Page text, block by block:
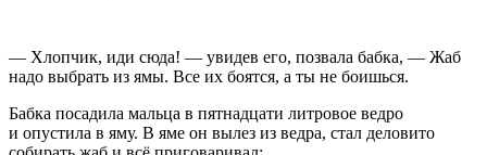
— Хлопчик, иди сюда! — увидев его, позвала бабка, — Жаб
надо выбрать из ямы. Все их боятся, а ты не боишься.
Бабка посадила мальца в пятнадцати литровое ведро
и опустила в яму. В яме он вылез из ведра, стал деловито